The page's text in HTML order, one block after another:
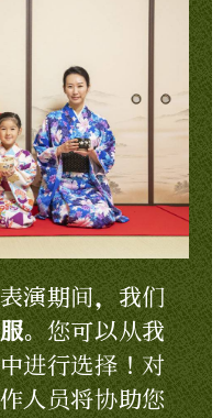
演期间，我们
。您可以从我
进行选择！对
人员将协助您